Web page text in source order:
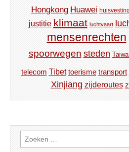
Hongkong Huawei huisvesting
justitie klimaat luchtvaart
mensenrechten
spoorwegen steden
telecom Tibet toerisme transport
Xinjiang zijderoutes
Zoeken
naar: